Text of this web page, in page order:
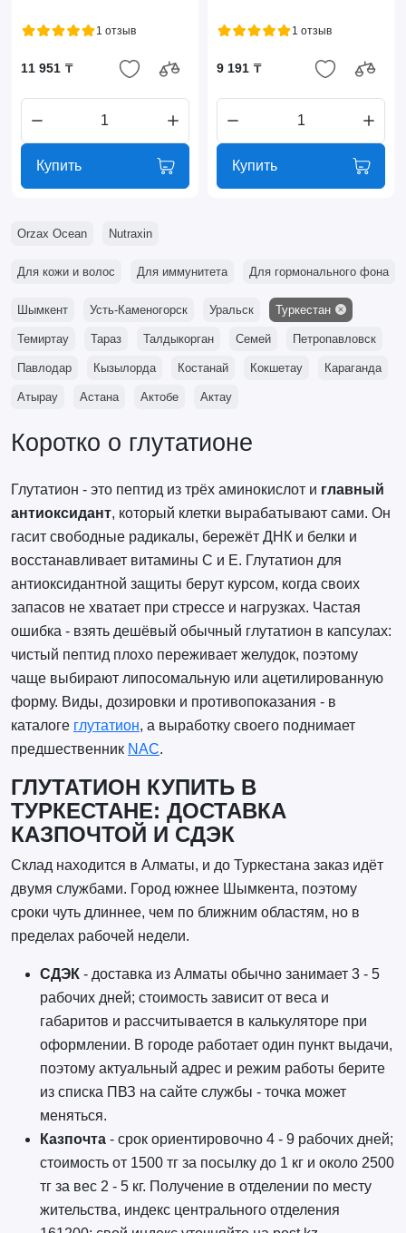
1 отзыв
11 951 ₸
Купить
1 отзыв
9 191 ₸
Купить
Orzax Ocean Nutraxin
Для кожи и волос Для иммунитета Для гормонального фона
Шымкент Усть-Каменогорск Уральск Туркестан
Темиртау Тараз Талдыкорган Семей Петропавловск
Павлодар Кызылорда Костанай Кокшетау Караганда
Атырау Астана Актобе Актау
Коротко о глутатионе
Глутатион - это пептид из трёх аминокислот и главный
антиоксидант, который клетки вырабатывают сами. Он
гасит свободные радикалы, бережёт ДНК и белки и
восстанавливает витамины C и E. Глутатион для
антиоксидантной защиты берут курсом, когда своих
запасов не хватает при стрессе и нагрузках. Частая
ошибка - взять дешёвый обычный глутатион в капсулах:
чистый пептид плохо переживает желудок, поэтому
чаще выбирают липосомальную или ацетилированную
форму. Виды, дозировки и противопоказания - в
каталоге глутатион, а выработку своего поднимает
предшественник NAC.
ГЛУТАТИОН КУПИТЬ В
ТУРКЕСТАНЕ: ДОСТАВКА
КАЗПОЧТОЙ И СДЭК
Склад находится в Алматы, и до Туркестана заказ идёт
двумя службами. Город южнее Шымкента, поэтому
сроки чуть длиннее, чем по ближним областям, но в
пределах рабочей недели.
СДЭК- доставка из Алматы обычно занимает 3 - 5
рабочих дней; стоимость зависит от веса и
габаритов и рассчитывается в калькуляторе при
оформлении. В городе работает один пункт выдачи,
поэтому актуальный адрес и режим работы берите
из списка ПВЗ на сайте службы - точка может
меняться.
Казпочта- срок ориентировочно 4 - 9 рабочих дней;
стоимость от 1500 тг за посылку до 1 кг и около 2500
тг за вес 2 - 5 кг. Получение в отделении по месту
жительства, индекс центрального отделения